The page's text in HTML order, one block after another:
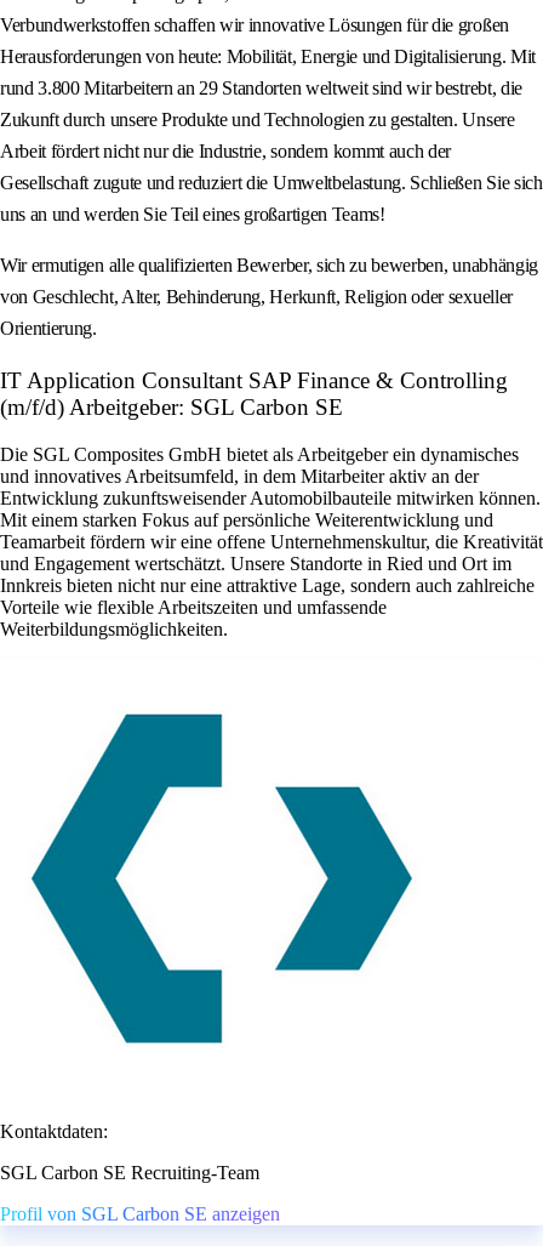
Verbundwerkstoffen schaffen wir innovative Lösungen für die großen
Herausforderungen von heute: Mobilität, Energie und Digitalisierung. Mit
rund 3.800 Mitarbeitern an 29 Standorten weltweit sind wir bestrebt, die
Zukunft durch unsere Produkte und Technologien zu gestalten. Unsere
Arbeit fördert nicht nur die Industrie, sondern kommt auch der
Gesellschaft zugute und reduziert die Umweltbelastung. Schließen Sie sich
uns an und werden Sie Teil eines großartigen Teams!
Wir ermutigen alle qualifizierten Bewerber, sich zu bewerben, unabhängig
von Geschlecht, Alter, Behinderung, Herkunft, Religion oder sexueller
Orientierung.
IT Application Consultant SAP Finance & Controlling
(m/f/d) Arbeitgeber: SGL Carbon SE
Die SGL Composites GmbH bietet als Arbeitgeber ein dynamisches
und innovatives Arbeitsumfeld, in dem Mitarbeiter aktiv an der
Entwicklung zukunftsweisender Automobilbauteile mitwirken können.
Mit einem starken Fokus auf persönliche Weiterentwicklung und
Teamarbeit fördern wir eine offene Unternehmenskultur, die Kreativität
und Engagement wertschätzt. Unsere Standorte in Ried und Ort im
Innkreis bieten nicht nur eine attraktive Lage, sondern auch zahlreiche
Vorteile wie flexible Arbeitszeiten und umfassende
Weiterbildungsmöglichkeiten.
Kontaktdaten:
SGL Carbon SE Recruiting-Team
Profil von SGL Carbon SE anzeigen